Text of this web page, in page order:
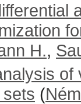
H.,
(